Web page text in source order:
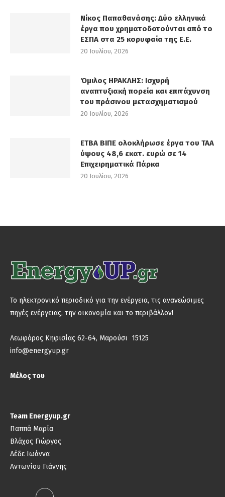
Νίκος Παπαθανάσης: Δύο ελληνικά
έργα που χρηματοδοτούνται από το
ΕΣΠΑ στα 25 κορυφαία της Ε.Ε.
20 Ιουλίου, 2026
Όμιλος ΗΡΑΚΛΗΣ: Ισχυρή
αναπτυξιακή πορεία και επιτάχυνση
του πράσινου μετασχηματισμού
20 Ιουλίου, 2026
ΕΤΒΑ ΒΙΠΕ ολοκλήρωσε έργα του ΤΑΑ
ύψους 48,6 εκατ. ευρώ σε 14
Επιχειρηματικά Πάρκα
20 Ιουλίου, 2026
Το ηλεκτρονικό περιοδικό για την ενέργεια, τις ανανεώσιμες
πηγές ενέργειας, την οικονομία και το περιβάλλον!
Λεωφόρος Κηφισίας 62-64, Μαρούσι 15125
info@energyup.gr
Μέλος του
Team Energyup.gr
Παππά Μαρία
Βλάχος Γιώργος
Δέδε Ιωάννα
Αντωνίου Γιάννης